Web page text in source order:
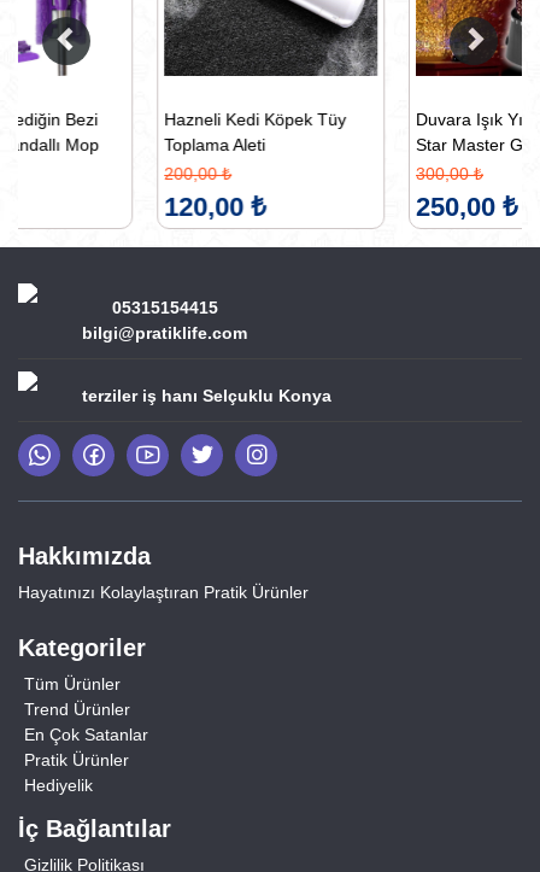
Hazneli Kedi Köpek Tüy
Toplama Aleti
Duvara Işık Yıldız Yansıtan
Star Master Gece Lambası
05315154415
bilgi@pratiklife.com
terziler iş hanı Selçuklu Konya
Hakkımızda
Hayatınızı Kolaylaştıran Pratik Ürünler
Kategoriler
Tüm Ürünler
Trend Ürünler
En Çok Satanlar
Pratik Ürünler
Hediyelik
İç Bağlantılar
Gizlilik Politikası